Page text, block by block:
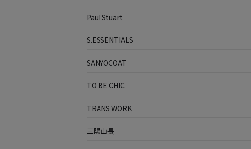
Paul Stuart
S.ESSENTIALS
SANYOCOAT
TO BE CHIC
TRANS WORK
三陽山長